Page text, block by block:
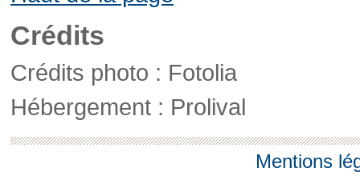
Crédits
Crédits photo : Fotolia
Hébergement : Prolival
Mentions